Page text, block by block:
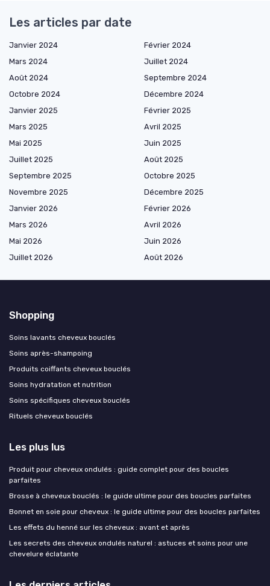
Les articles par date
Janvier 2024
Février 2024
Mars 2024
Juillet 2024
Août 2024
Septembre 2024
Octobre 2024
Décembre 2024
Janvier 2025
Février 2025
Mars 2025
Avril 2025
Mai 2025
Juin 2025
Juillet 2025
Août 2025
Septembre 2025
Octobre 2025
Novembre 2025
Décembre 2025
Janvier 2026
Février 2026
Mars 2026
Avril 2026
Mai 2026
Juin 2026
Juillet 2026
Août 2026
Shopping
Soins lavants cheveux bouclés
Soins après-shampoing
Produits coiffants cheveux bouclés
Soins hydratation et nutrition
Soins spécifiques cheveux bouclés
Rituels cheveux bouclés
Les plus lus
Produit pour cheveux ondulés : guide complet pour des boucles
parfaites
Brosse à cheveux bouclés : le guide ultime pour des boucles parfaites
Bonnet en soie pour cheveux : le guide ultime pour des boucles parfaites
Les effets du henné sur les cheveux : avant et après
Les secrets des cheveux ondulés naturel : astuces et soins pour une
chevelure éclatante